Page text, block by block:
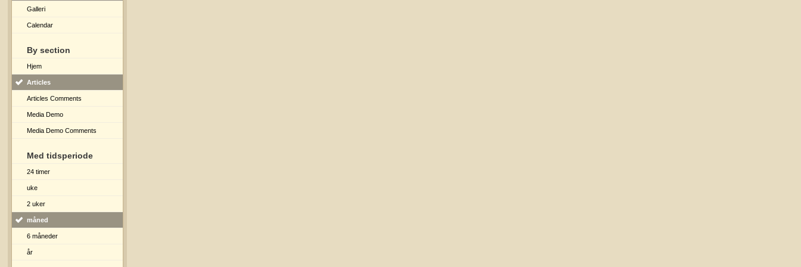
Galleri
Calendar
By section
Hjem
Articles
Articles Comments
Media Demo
Media Demo Comments
Med tidsperiode
24 timer
uke
2 uker
måned
6 måneder
år